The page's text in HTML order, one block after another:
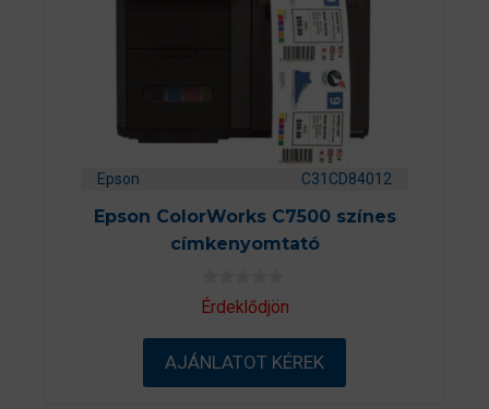
Epson C31CD84012
Epson ColorWorks C7500 színes
címkenyomtató
0
a
-
ő
Érdeklődjön
AJÁNLATOT KÉREK